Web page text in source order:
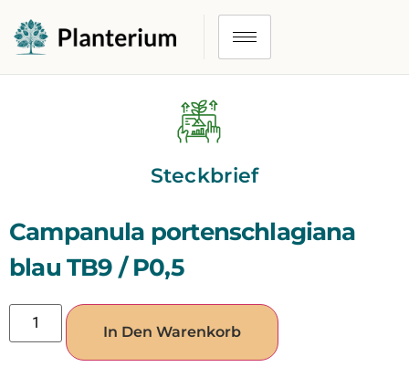
Steckbrief
Campanula portenschlagiana
blau TB9 / P0,5
In Den Warenkorb